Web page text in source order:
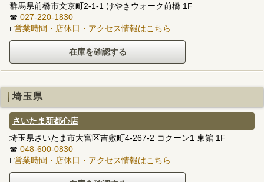
群馬県前橋市文京町2-1-1 けやきウォーク前橋 1F
☎ 027-220-1830
ℹ 営業時間・店休日・アクセス情報はこちら
埼玉県
さいたま新都心店
埼玉県さいたま市大宮区吉敷町4-267-2 コクーン1 東館 1F
☎ 048-600-0830
ℹ 営業時間・店休日・アクセス情報はこちら